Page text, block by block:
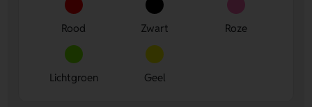
Rood Zwart Roze
Lichtgroen Geel